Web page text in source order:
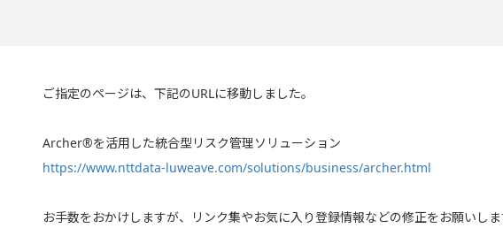
ご指定のページは、下記のURLに移動しました。
Archer®を活用した統合型リスク管理ソリューション
https://www.nttdata-luweave.com/solutions/business/archer.html
お手数をおかけしますが、リンク集やお気に入り登録情報などの修正をお願いしま